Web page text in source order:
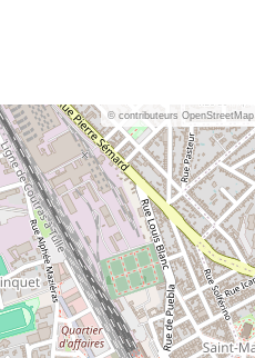
© contributeurs OpenStreetMap